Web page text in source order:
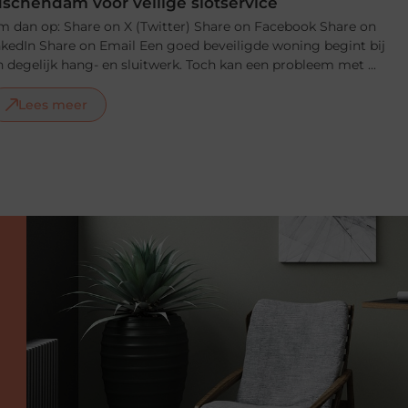
dan op: Share on X (Twitter) Share on Facebook Share on
Share on Email Een goed beveiligde woning begint bij
hang- en sluitwerk. Toch kan een probleem met ...
Lees meer